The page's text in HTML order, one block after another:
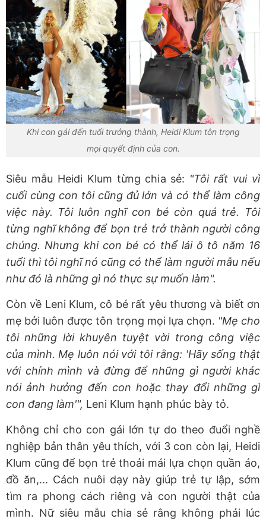
Khi con gái đến tuổi trưởng thành, Heidi Klum tôn trọng
mọi quyết định của con.
Siêu mẫu Heidi Klum từng chia sẻ: "Tôi rất vui vì
cuối cùng con tôi cũng đủ lớn và có thể làm công
việc này. Tôi luôn nghĩ con bé còn quá trẻ. Tôi
từng nghĩ không để bọn trẻ trở thành người công
chúng. Nhưng khi con bé có thể lái ô tô năm 16
tuổi thì tôi nghĩ nó cũng có thể làm người mẫu nếu
như đó là những gì nó thực sự muốn làm".
Còn về Leni Klum, cô bé rất yêu thương và biết ơn
mẹ bởi luôn được tôn trọng mọi lựa chọn. "Mẹ cho
tôi những lời khuyên tuyệt vời trong công việc
của mình. Mẹ luôn nói với tôi rằng: 'Hãy sống thật
với chính mình và đừng để những gì người khác
nói ảnh hưởng đến con hoặc thay đổi những gì
con đang làm'", Leni Klum hạnh phúc bày tỏ.
Không chỉ cho con gái lớn tự do theo đuổi nghề
nghiệp bản thân yêu thích, với 3 con còn lại, Heidi
Klum cũng để bọn trẻ thoải mái lựa chọn quần áo,
đồ ăn,... Cách nuôi dạy này giúp trẻ tự lập, sớm
tìm ra phong cách riêng và con người thật của
mình. Nữ siêu mẫu chia sẻ rằng không phải lúc